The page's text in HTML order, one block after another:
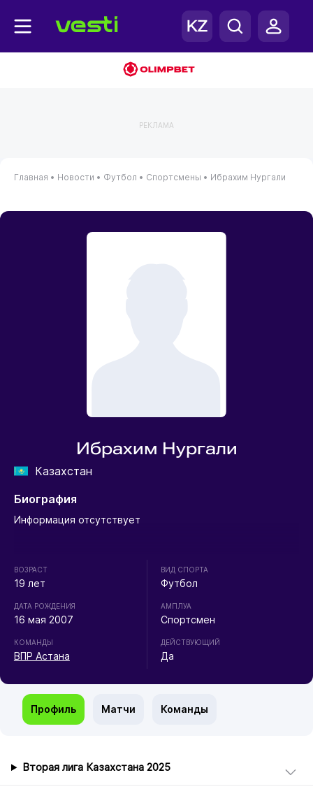
РЕКЛАМА
Главная • Новости • Футбол • Спортсмены • Ибрахим Нургали
Ибрахим Нургали
Казахстан
Биография
Информация отсутствует
ВОЗРАСТ
19 лет
ДАТА РОЖДЕНИЯ
16 мая 2007
КОМАНДЫ
ВПР Астана
ВИД СПОРТА
Футбол
АМПЛУА
Спортсмен
ДЕЙСТВУЮЩИЙ
Да
Профиль Матчи Команды
Вторая лига Казахстана 2025